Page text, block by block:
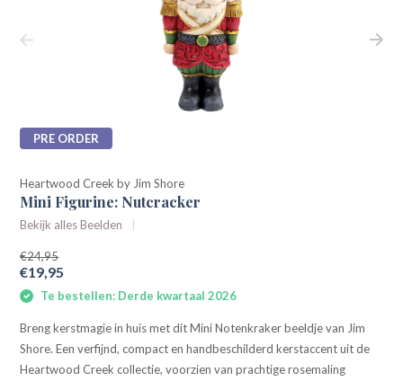
PRE ORDER
Heartwood Creek by Jim Shore
Mini Figurine: Nutcracker
Bekijk alles Beelden
€24,95
€19,95
Te bestellen: Derde kwartaal 2026
Breng kerstmagie in huis met dit Mini Notenkraker beeldje van Jim
Shore. Een verfijnd, compact en handbeschilderd kerstaccent uit de
Heartwood Creek collectie, voorzien van prachtige rosemaling